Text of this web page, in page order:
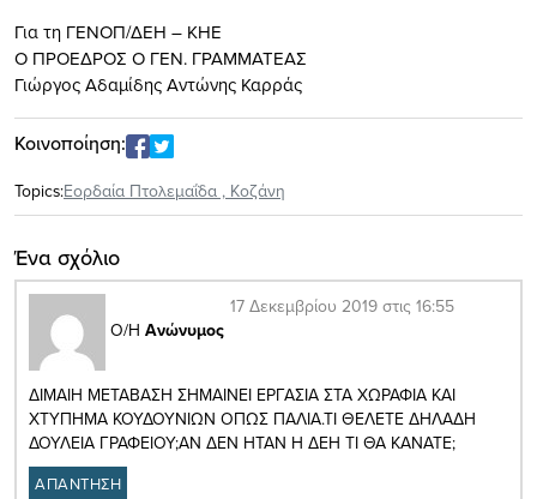
Για τη ΓΕΝΟΠ/ΔΕΗ – ΚΗΕ
Ο ΠΡΟΕΔΡΟΣ Ο ΓΕΝ. ΓΡΑΜΜΑΤΕΑΣ
Γιώργος Αδαμίδης Αντώνης Καρράς
Κοινοποίηση:
Topics:Εορδαία Πτολεμαΐδα , Κοζάνη
Ένα σχόλιο
Ο/Η Ανώνυμος
17 Δεκεμβρίου 2019 στις 16:55
ΔΙΜΑΙΗ ΜΕΤΑΒΑΣΗ ΣΗΜΑΙΝΕΙ ΕΡΓΑΣΙΑ ΣΤΑ ΧΩΡΑΦΙΑ ΚΑΙ
ΧΤΥΠΗΜΑ ΚΟΥΔΟΥΝΙΩΝ ΟΠΩΣ ΠΑΛΙΑ.ΤΙ ΘΕΛΕΤΕ ΔΗΛΑΔΗ
ΔΟΥΛΕΙΑ ΓΡΑΦΕΙΟΥ;ΑΝ ΔΕΝ ΗΤΑΝ Η ΔΕΗ ΤΙ ΘΑ ΚΑΝΑΤΕ;
ΑΠΑΝΤΗΣΗ